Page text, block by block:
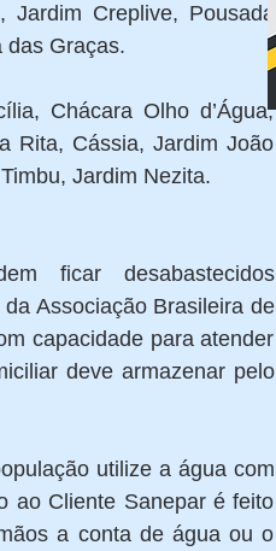
Creplive, Pousada
das Graças.
Chácara Olho d’Água,
Rita, Cássia, Jardim João
Jardim Nezita.
ficar desabastecidos
Associação Brasileira de
capacidade para atender
deve armazenar pelo
utilize a água com
ao Cliente Sanepar é feito
a conta de água ou o